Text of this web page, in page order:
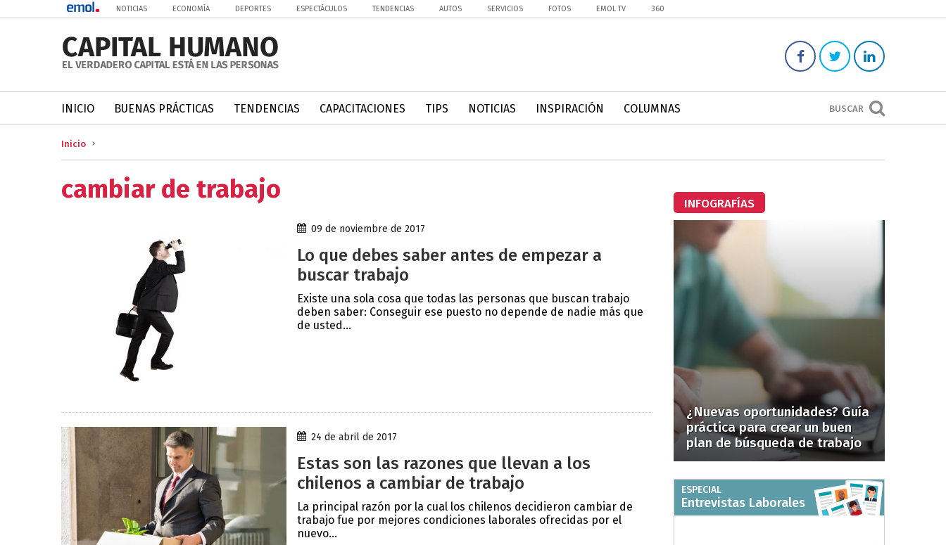
NOTICIAS ECONOMÍA DEPORTES ESPECTÁCULOS TENDENCIAS AUTOS SERVICIOS FOTOS EMOL TV 360
BUSCAR
INICIO BUENAS PRÁCTICAS TENDENCIAS CAPACITACIONES TIPS NOTICIAS INSPIRACIÓN COLUMNAS
Inicio
cambiar de trabajo
09 de noviembre de 2017
Lo que debes saber antes de empezar a
buscar trabajo
Existe una sola cosa que todas las personas que buscan trabajo
deben saber: Conseguir ese puesto no depende de nadie más que
de usted...
24 de abril de 2017
Estas son las razones que llevan a los
chilenos a cambiar de trabajo
La principal razón por la cual los chilenos decidieron cambiar de
trabajo fue por mejores condiciones laborales ofrecidas por el
nuevo...
INFOGRAFÍAS
¿Nuevas oportunidades? Guía
práctica para crear un buen
plan de búsqueda de trabajo
ESPECIAL
Entrevistas Laborales